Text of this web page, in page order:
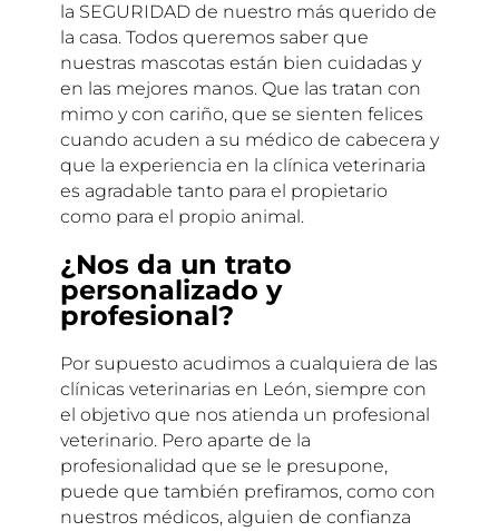
la SEGURIDAD de nuestro más querido de
la casa. Todos queremos saber que
nuestras mascotas están bien cuidadas y
en las mejores manos. Que las tratan con
mimo y con cariño, que se sienten felices
cuando acuden a su médico de cabecera y
que la experiencia en la clínica veterinaria
es agradable tanto para el propietario
como para el propio animal.
¿Nos da un trato
personalizado y
profesional?
Por supuesto acudimos a cualquiera de las
clínicas veterinarias en León, siempre con
el objetivo que nos atienda un profesional
veterinario. Pero aparte de la
profesionalidad que se le presupone,
puede que también prefiramos, como con
nuestros médicos, alguien de confianza